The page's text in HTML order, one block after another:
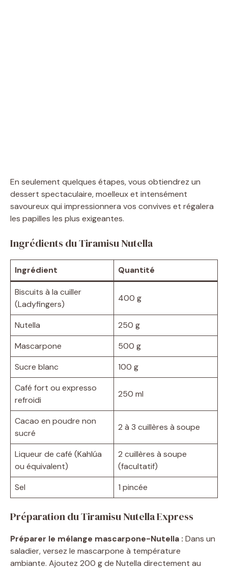
En seulement quelques étapes, vous obtiendrez un
dessert spectaculaire, moelleux et intensément
savoureux qui impressionnera vos convives et régalera
les papilles les plus exigeantes.
Ingrédients du Tiramisu Nutella
Ingrédient Quantité
Biscuits à la cuiller
(Ladyfingers)
400 g
Nutella
250 g
Mascarpone
500 g
Sucre blanc
100 g
Café fort ou expresso
refroidi
250 ml
Cacao en poudre non
sucré
2 à 3 cuillères à soupe
Liqueur de café (Kahlúa
ou équivalent)
2 cuillères à soupe
(facultatif)
Sel
1 pincée
Préparation du Tiramisu Nutella Express
Préparer le mélange mascarpone-Nutella : Dans un
saladier, versez le mascarpone à température
ambiante. Ajoutez 200 g de Nutella directement au